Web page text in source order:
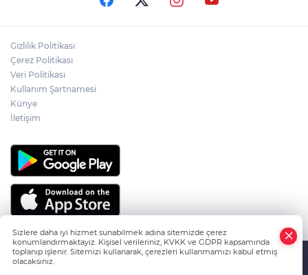
ABD-İRAN HATTINDA YENİ KRİZ
Gizlilik Politikası
Çerez Politikası
Veri Politikası
Kullanım Şartnamesi
Künye
İletişim
Sizlere daha iyi hizmet sunabilmek adına sitemizde çerez
konumlandırmaktayız. Kişisel verileriniz, KVKK ve GDPR kapsamında
toplanıp işlenir. Sitemizi kullanarak, çerezleri kullanmamızı kabul etmiş
olacaksınız.